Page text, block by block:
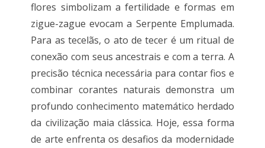
flores simbolizam a fertilidade e formas em
zigue-zague evocam a Serpente Emplumada.
Para as tecelãs, o ato de tecer é um ritual de
conexão com seus ancestrais e com a terra. A
precisão técnica necessária para contar fios e
combinar corantes naturais demonstra um
profundo conhecimento matemático herdado
da civilização maia clássica. Hoje, essa forma
de arte enfrenta os desafios da modernidade